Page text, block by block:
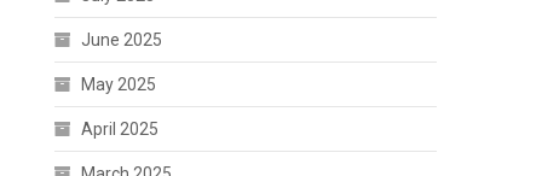
June 2025
May 2025
April 2025